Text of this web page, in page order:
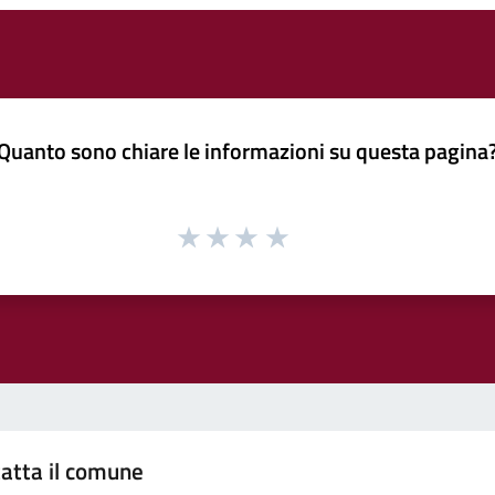
sono chiare le informazioni su questa
il comune